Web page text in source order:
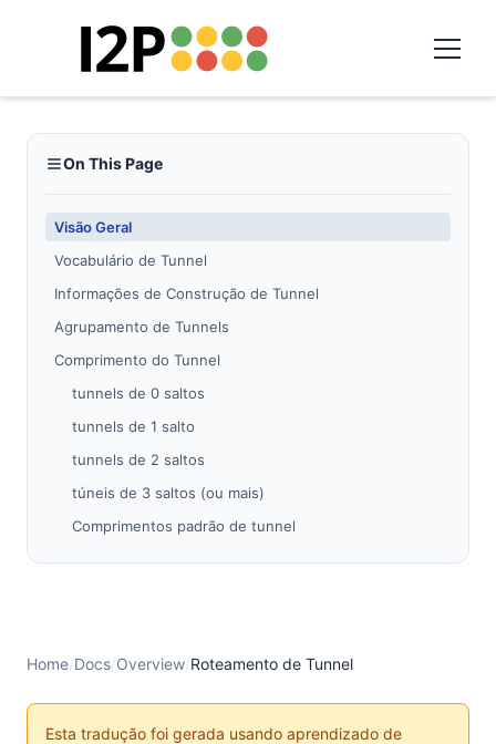
On This Page
Visão Geral
Vocabulário de Tunnel
Informações de Construção de Tunnel
Agrupamento de Tunnels
Comprimento do Tunnel
tunnels de 0 saltos
tunnels de 1 salto
tunnels de 2 saltos
túneis de 3 saltos (ou mais)
Comprimentos padrão de tunnel
Trabalho Futuro
Home/Docs/Overview/Roteamento de Tunnel
Esta tradução foi gerada usando aprendizado de